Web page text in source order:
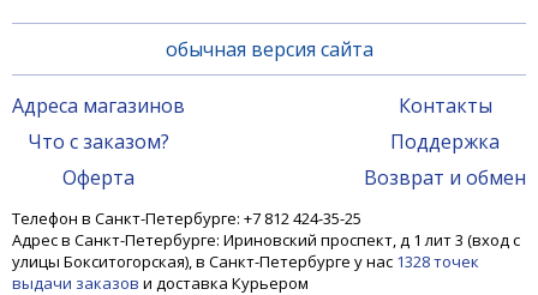
210 ₽
обычная версия сайта
Адреса магазинов
Что с заказом?
Оферта
Контакты
Поддержка
Возврат и обмен
Телефон в Санкт-Петербурге: +7 812 424-35-25
Адрес в Санкт-Петербурге: Ириновский проспект, д 1 лит 3 (вход с
улицы Бокситогорская), в Санкт-Петербурге у нас 1328 точек
выдачи заказов и доставка Курьером